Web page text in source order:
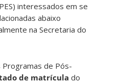
interessados em se
abaixo
na Secretaria do
de Pós-
de matrícula do